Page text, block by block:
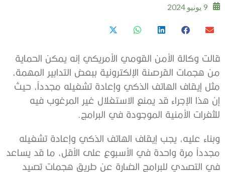
9 يونيو 2024
قالت وكالة الأمن القومي الأمريكي إنه يمكن الحماية
من هجمات القرصنة الإلكترونية ببعض التدابير المهمة،
مثل إيقاف الهاتف الذكي وإعادة تشغيله مجدداً، حيث
إن هذا الإجراء قد يمنع الاستغلال غير المرغوب فيه
للثغرات الأمنية الموجودة في البرامج.
وبناء عليه، يجب إيقاف الهاتف الذكي وإعادة تشغيله
مجدداً مرة واحدة في الأسبوع على الأقل، ما قد يساعد
في التصدي للبرامج الضارة عن طريق هجمات تصيد